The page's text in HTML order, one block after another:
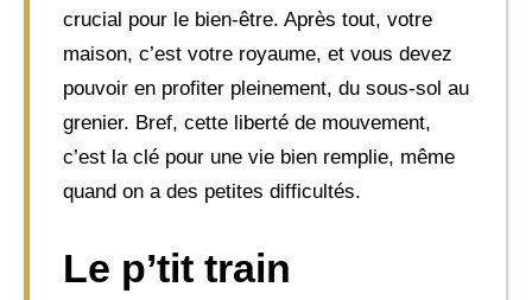
crucial pour le bien-être. Après tout, votre
maison, c’est votre royaume, et vous devez
pouvoir en profiter pleinement, du sous-sol au
grenier. Bref, cette liberté de mouvement,
c’est la clé pour une vie bien remplie, même
quand on a des petites difficultés.
Le p’tit train